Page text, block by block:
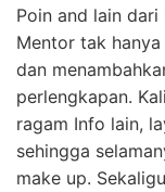
Poin and lain
Mentor tak
dan
perlengkapan.
ragam Info lain,
sehingga
make up.